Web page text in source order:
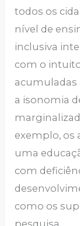
todos os
nível de
inclusiva
com o
acumuladas
a isonomia
exemplo, os
uma
com
como os
pesquisa.